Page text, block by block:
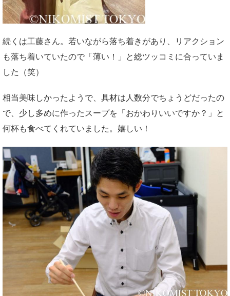
続くは工藤さん。若いながら落ち着きがあり、リアクション
も落ち着いていたので「薄い！」と総ツッコミに合っていま
した（笑）
相当美味しかったようで、具材は人数分でちょうどだったの
で、少し多めに作ったスープを「おかわりいいですか？」と
何杯も食べてくれていました。嬉しい！